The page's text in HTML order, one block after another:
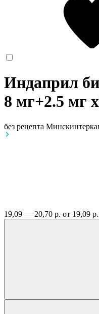
Индаприл
8 мг+2.5 мг
без рецепта
19,09 — 20,70 р. от 19,09 р.